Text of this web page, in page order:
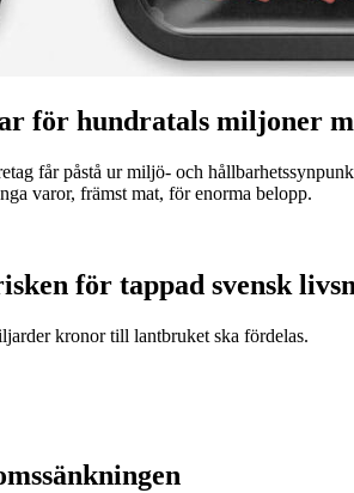
för hundratals miljoner
får påstå ur miljö- och
varor, främst mat, för enorma belopp.
för tappad svensk
kronor till lantbruket ska fördelas.